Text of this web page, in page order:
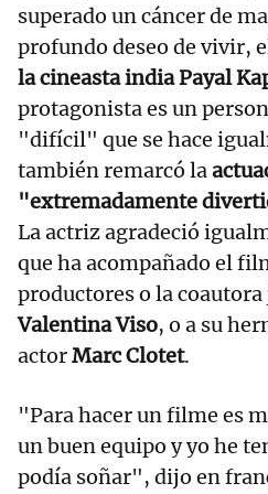
superado un cáncer de
profundo deseo de vivir,
la cineasta india Payal
protagonista es un
"difícil" que se hace
también remarcó la
"extremadamente
La actriz agradeció
que ha acompañado el
productores o la
Valentina Viso, o a su
actorMarc Clotet.
"Para hacer un filme es
un buen equipo y yo he
podía soñar", dijo en